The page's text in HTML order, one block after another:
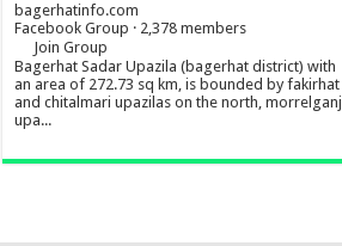
bagerhatinfo.com
Facebook Group · 2,378 members
Join Group
Bagerhat Sadar Upazila (bagerhat district) with
an area of 272.73 sq km, is bounded by fakirhat
and chitalmari upazilas on the north, morrelganj
upa...